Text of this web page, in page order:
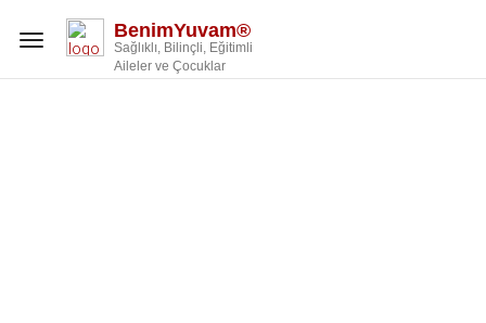
Toggle
BenimYuvam®
Sağlıklı, Bilinçli, Eğitimli
Aileler ve Çocuklar